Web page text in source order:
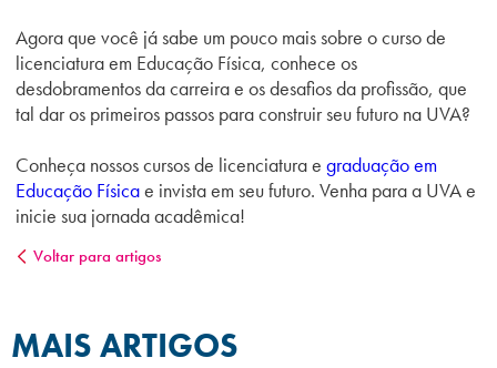
Agora que você já sabe um pouco mais sobre o curso de
licenciatura em Educação Física, conhece os
desdobramentos da carreira e os desafios da profissão, que
tal dar os primeiros passos para construir seu futuro na UVA?
Conheça nossos cursos de licenciatura e graduação em
Educação Físicae invista em seu futuro. Venha para a UVA e
inicie sua jornada acadêmica!
Voltar para artigos
MAIS ARTIGOS